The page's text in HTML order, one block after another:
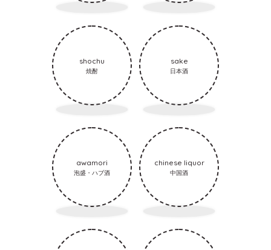
shochu
焼酎
sake
日本酒
awamori
泡盛・ハブ酒
chinese liquor
中国酒